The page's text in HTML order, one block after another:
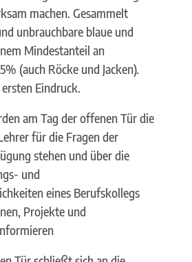
machen. Gesammelt
unbrauchbare blaue und
Mindestanteil an
(auch Röcke und Jacken).
Eindruck.
am Tag der offenen Tür die
für die Fragen der
stehen und über die
und
eines Berufskollegs
Projekte und